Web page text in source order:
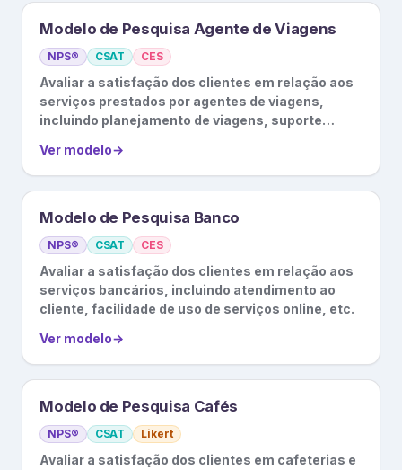
Modelo de Pesquisa Agente de Viagens
NPS® CSAT CES
Avaliar a satisfação dos clientes em relação aos
serviços prestados por agentes de viagens,
incluindo planejamento de viagens, suporte
Ver modelo→
Modelo de Pesquisa Banco
NPS® CSAT CES
Avaliar a satisfação dos clientes em relação aos
serviços bancários, incluindo atendimento ao
cliente, facilidade de uso de serviços online, etc.
Ver modelo→
Modelo de Pesquisa Cafés
NPS® CSAT Likert
Avaliar a satisfação dos clientes em cafeterias e